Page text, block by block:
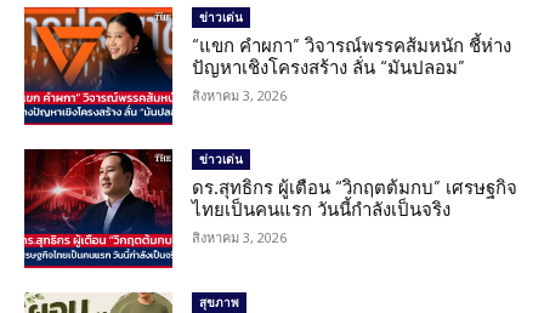
ข่าวเด่น
“แขก คำผกา” วิจารณ์พรรคส้มหนัก ชี้ห่าง
ปัญหาเชิงโครงสร้าง ลั่น “มันปลอม”
สิงหาคม 3, 2026
ข่าวเด่น
ดร.สุทธิกร ผู้เตือน “วิกฤตต้มกบ” เศรษฐกิจ
ไทยเป็นคนแรก วันนี้กำลังเป็นจริง
สิงหาคม 3, 2026
สุขภาพ